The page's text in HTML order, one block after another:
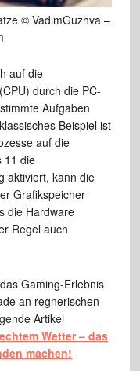
© VadimGuzhva –
auf die
durch die PC-
Aufgaben
Beispiel ist
auf die
11 die
aktiviert, kann die
Grafikspeicher
die Hardware
Regel auch
Gaming-Erlebnis
an regnerischen
Artikel
Wetter – das
machen!